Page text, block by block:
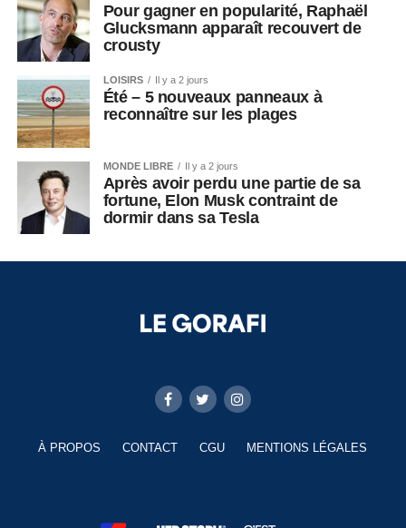
Pour gagner en popularité, Raphaël
Glucksmann apparaît recouvert de
crousty
LOISIRS Il y a 2 jours
Été – 5 nouveaux panneaux à
reconnaître sur les plages
MONDE LIBRE Il y a 2 jours
Après avoir perdu une partie de sa
fortune, Elon Musk contraint de
dormir dans sa Tesla
À PROPOS CONTACT CGU MENTIONS LÉGALES